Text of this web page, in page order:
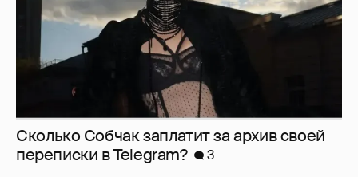
Сколько Собчак заплатит за архив своей
перeписки в Telegram?
3